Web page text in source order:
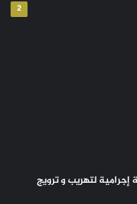
2
لتهريب و ترويج